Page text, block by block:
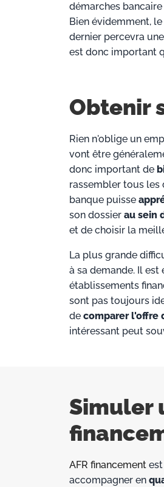
démarches
Bien évidemment,
dernier percevra
est donc important
Obtenir
Rien n'oblige un
vont être
donc important de
rassembler tous les
banque puisse
son dossier au sein
et de choisir la
La plus grande
à sa demande. Il
établissements
sont pas toujours
de comparer l'offre
intéressant peut
Simuler
AFR financement
accompagner en